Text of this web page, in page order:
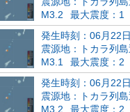
M3.2
最大震度：1
発生時刻：06月22
震源地：トカラ列
M3.1
最大震度：2
発生時刻：06月22
震源地：トカラ列
M3.2
最大震度：2